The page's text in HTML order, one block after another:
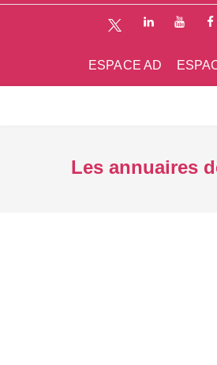
ESPACE AD
Les annuaires